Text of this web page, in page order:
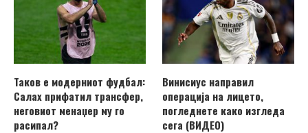
Таков е модерниот фудбал:
Салах прифатил трансфер,
неговиот менаџер му го
расипал?
Винисиус направил
операција на лицето,
погледнете како изгледа
сега (ВИДЕО)